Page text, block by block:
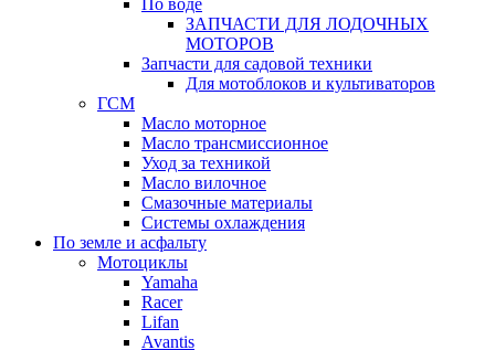
По воде
ЗАПЧАСТИ ДЛЯ ЛОДОЧНЫХ
МОТОРОВ
Запчасти для садовой техники
Для мотоблоков и культиваторов
ГСМ
Масло моторное
Масло трансмиссионное
Уход за техникой
Масло вилочное
Смазочные материалы
Системы охлаждения
По земле и асфальту
Мотоциклы
Yamaha
Racer
Lifan
Avantis